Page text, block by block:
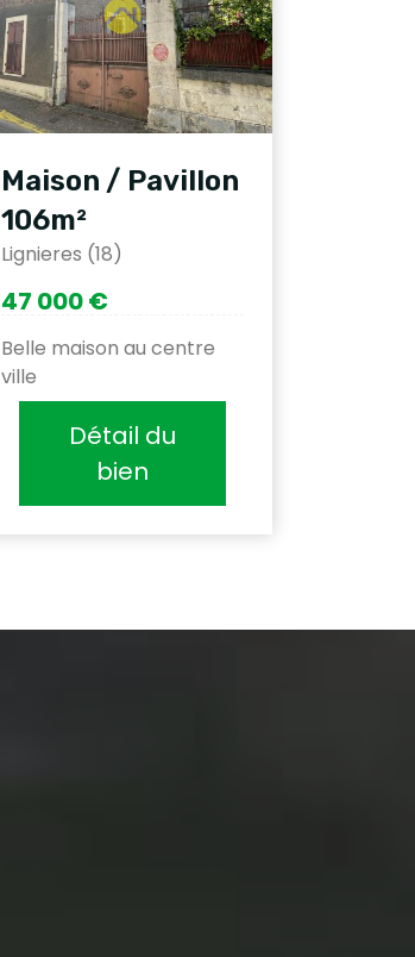
Maison / Pavillon
106m²
Lignieres (18)
47 000 €
Belle maison au centre
ville
Détail du
bien